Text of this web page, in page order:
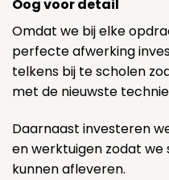
Oog voor detail
Omdat we bij elke
perfecte afwerking
telkens bij te scholen
met de nieuwste
Daarnaast investeren
en werktuigen zodat
kunnen afleveren.